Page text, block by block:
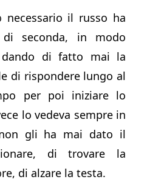
necessario il russo ha
di seconda, in modo
dando di fatto mai la
di rispondere lungo al
per poi iniziare lo
lo vedeva sempre in
gli ha mai dato il
di trovare la
di alzare la testa.